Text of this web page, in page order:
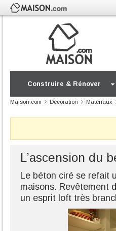
Construire & Rénover
Maison.com Décoration Matériaux
L’ascension du
Le béton ciré se refait
maisons. Revêtement
un esprit loft très